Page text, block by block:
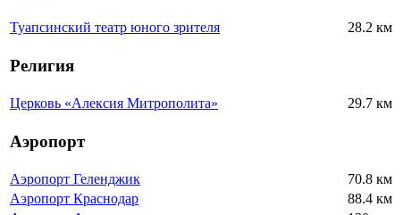
Туапсинский театр юного зрителя 28.2 км
Религия
Церковь «Алексия Митрополита» 29.7 км
Аэропорт
Аэропорт Геленджик 70.8 км
Аэропорт Краснодар
88.4 км